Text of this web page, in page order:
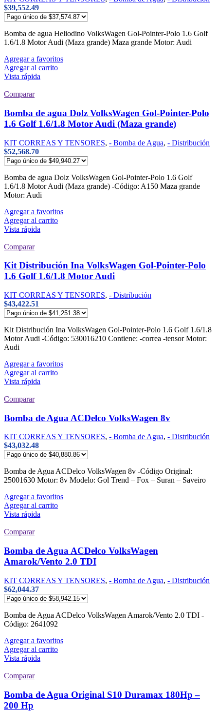
$39,552.49
Bomba de agua Heliodino VolksWagen Gol-Pointer-Polo 1.6 Golf
1.6/1.8 Motor Audi (Maza grande) Maza grande Motor: Audi
Agregar a favoritos
Agregar al carrito
Vista rápida
Comparar
Bomba de agua Dolz VolksWagen Gol-Pointer-Polo
1.6 Golf 1.6/1.8 Motor Audi (Maza grande)
KIT CORREAS Y TENSORES, - Bomba de Agua, - Distribución
$52,568.70
Bomba de agua Dolz VolksWagen Gol-Pointer-Polo 1.6 Golf
1.6/1.8 Motor Audi (Maza grande) -Código: A150 Maza grande
Motor: Audi
Agregar a favoritos
Agregar al carrito
Vista rápida
Comparar
Kit Distribución Ina VolksWagen Gol-Pointer-Polo
1.6 Golf 1.6/1.8 Motor Audi
KIT CORREAS Y TENSORES, - Distribución
$43,422.51
Kit Distribución Ina VolksWagen Gol-Pointer-Polo 1.6 Golf 1.6/1.8
Motor Audi -Código: 530016210 Contiene: -correa -tensor Motor:
Audi
Agregar a favoritos
Agregar al carrito
Vista rápida
Comparar
Bomba de Agua ACDelco VolksWagen 8v
KIT CORREAS Y TENSORES, - Bomba de Agua, - Distribución
$43,032.48
Bomba de Agua ACDelco VolksWagen 8v -Código Original:
25001630 Motor: 8v Modelo: Gol Trend – Fox – Suran – Saveiro
Agregar a favoritos
Agregar al carrito
Vista rápida
Comparar
Bomba de Agua ACDelco VolksWagen
Amarok/Vento 2.0 TDI
KIT CORREAS Y TENSORES, - Bomba de Agua, - Distribución
$62,044.37
Bomba de Agua ACDelco VolksWagen Amarok/Vento 2.0 TDI -
Código: 2641092
Agregar a favoritos
Agregar al carrito
Vista rápida
Comparar
Bomba de Agua Original S10 Duramax 180Hp –
200 Hp